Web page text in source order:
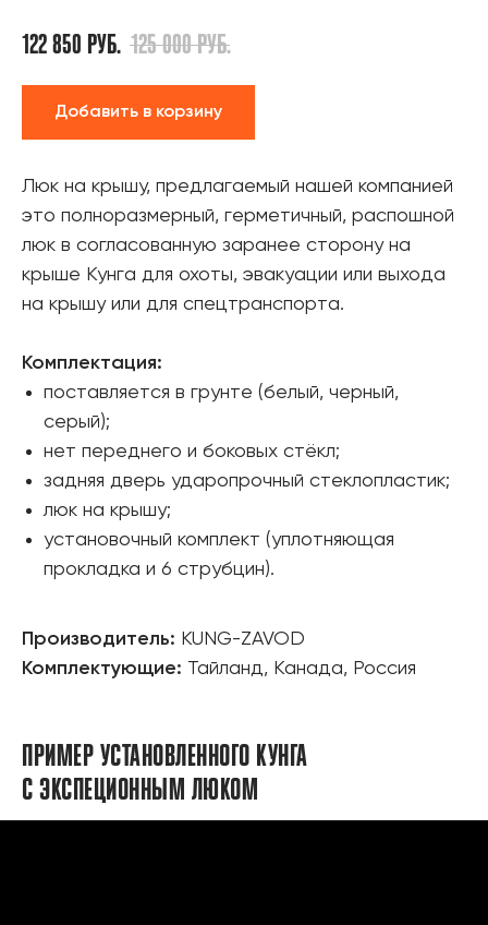
122 850 РУБ. 125 000РУБ.
Добавить в корзину
Люк на крышу, предлагаемый нашей компанией
это полноразмерный, герметичный, распошной
люк в согласованную заранее сторону на
крыше Кунга для охоты, эвакуации или выхода
на крышу или для спецтранспорта.
Комплектация:
поставляется в грунте (белый, черный,
серый);
нет переднего и боковых стёкл;
задняя дверь ударопрочный стеклопластик;
люк на крышу;
установочный комплект (уплотняющая
прокладка и 6 струбцин).
Производитель: KUNG-ZAVOD
Комплектующие: Тайланд, Канада, Россия
ПРИМЕР УСТАНОВЛЕННОГО КУНГА
С ЭКСПЕЦИОННЫМ ЛЮКОМ